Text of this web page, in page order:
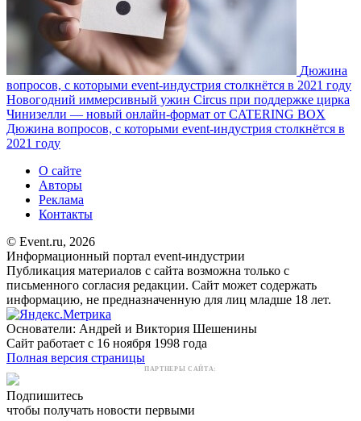
Дюжина
вопросов, с которыми event-индустрия столкнётся в 2021 году
Новогодний иммерсивный ужин Circus при поддержке цирка
Чинизелли — новый онлайн-формат от CATERING BOX
Дюжина вопросов, с которыми event-индустрия столкнётся в
2021 году
О сайте
Авторы
Реклама
Контакты
© Event.ru, 2026
Информационный портал event-индустрии
Публикация материалов с сайта возможна только с
письменного согласия редакции. Сайт может содержать
информацию, не предназначенную для лиц младше 18 лет.
Основатели: Андрей и Виктория Шешенины
Сайт работает с 16 ноября 1998 года
Полная версия страницы
ПАРТНЕРЫ САЙТА:
Подпишитесь
чтобы получать новости первыми